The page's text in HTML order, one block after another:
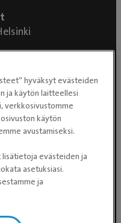
on
on
hyväksyt evästeiden
ja käytön laitteellesi
verkkosivustomme
käytön
avustamiseksi.
lisätietoja evästeiden ja
asetuksiasi.
ja